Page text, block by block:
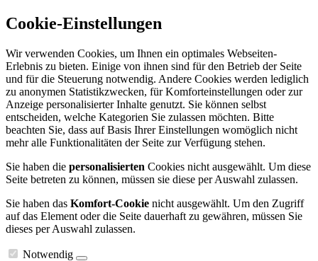
Cookie-Einstellungen
Wir verwenden Cookies, um Ihnen ein optimales Webseiten-
Erlebnis zu bieten. Einige von ihnen sind für den Betrieb der Seite
und für die Steuerung notwendig. Andere Cookies werden lediglich
zu anonymen Statistikzwecken, für Komforteinstellungen oder zur
Anzeige personalisierter Inhalte genutzt. Sie können selbst
entscheiden, welche Kategorien Sie zulassen möchten. Bitte
beachten Sie, dass auf Basis Ihrer Einstellungen womöglich nicht
mehr alle Funktionalitäten der Seite zur Verfügung stehen.
Sie haben die personalisierten Cookies nicht ausgewählt. Um diese
Seite betreten zu können, müssen sie diese per Auswahl zulassen.
Sie haben das Komfort-Cookie nicht ausgewählt. Um den Zugriff
auf das Element oder die Seite dauerhaft zu gewähren, müssen Sie
dieses per Auswahl zulassen.
Notwendig